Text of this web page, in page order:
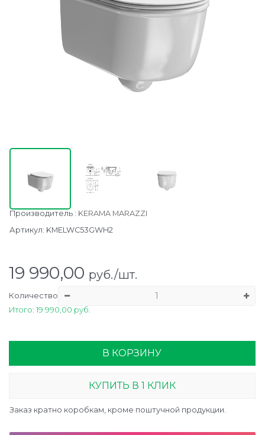
Производитель : KERAMA MARAZZI
Артикул: KMELWC53GWH2
19 990,00 руб./шт.
Количество
Итого: 19 990,00 руб.
В КОРЗИНУ
КУПИТЬ В 1 КЛИК
Заказ кратно коробкам, кроме поштучной продукции.